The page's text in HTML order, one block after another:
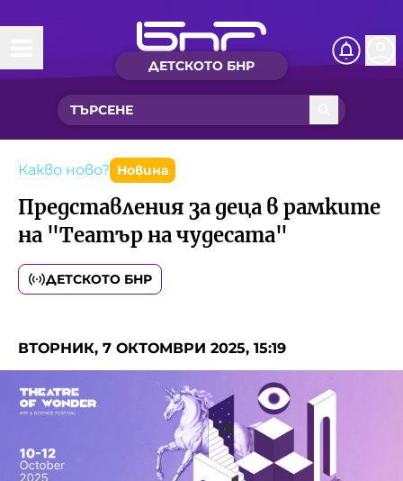
ДЕТСКОТО БНР
Начало
Какво ново?
Рубрики с вълшебства
Детско радио
Чуйте
Новините на детски език
Песнички
Интересен архив
Нашите гости
Приказки
Игри
Кои сме ние?
Какво ново? Новина
Представления за деца в рамките
на "Театър на чудесата"
ДЕТСКОТО БНР
ВТОРНИК, 7 ОКТОМВРИ 2025, 15:19